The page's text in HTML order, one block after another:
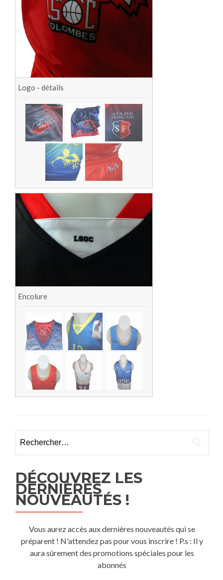
Logo - détails
Encolure
DÉCOUVREZ LES
DERNIÈRES
NOUVEAUTÉS !
Vous aurez accès aux dernières nouveautés qui se
préparent ! N'attendez pas pour vous inscrire ! P.s : Il y
aura sûrement des promotions spéciales pour les
abonnés